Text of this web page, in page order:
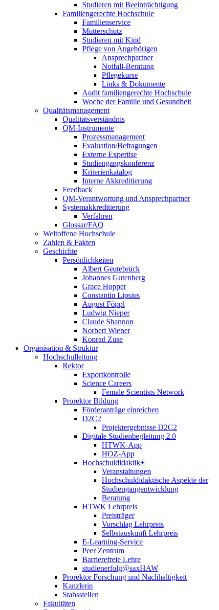
Studieren mit Beeinträchtigung
Familiengerechte Hochschule
Familienservice
Mutterschutz
Studieren mit Kind
Pflege von Angehörigen
Ansprechpartner
Notfall-Beratung
Pflegekurse
Links & Dokumente
Audit familiengerechte Hochschule
Woche der Familie und Gesundheit
Qualitätsmanagement
Qualitätsverständnis
QM-Instrumente
Prozessmanagement
Evaluation/Befragungen
Externe Expertise
Studiengangskonferenz
Kriterienkatalog
Interne Akkreditierung
Feedback
QM-Verantwortung und Ansprechpartner
Systemakkreditierung
Verfahren
Glossar/FAQ
Weltoffene Hochschule
Zahlen & Fakten
Geschichte
Persönlichkeiten
Albert Geutebrück
Johannes Gutenberg
Grace Hopper
Constantin Lipsius
August Föppl
Ludwig Nieper
Claude Shannon
Norbert Wiener
Konrad Zuse
Organisation & Struktur
Hochschulleitung
Rektor
Exportkontrolle
Science Careers
Female Scientists Network
Prorektor Bildung
Förderanträge einreichen
D2C2
Projektergebnisse D2C2
Digitale Studienbegleitung 2.0
HTWK-App
HOZ-App
Hochschuldidaktik+
Veranstaltungen
Hochschuldidaktische Aspekte der
Studiengangentwicklung
Beratung
HTWK Lehrpreis
Preisträger
Vorschlag Lehrpreis
Selbstauskunft Lehrpreis
E-Learning-Service
Peer Zentrum
Barrierefreie Lehre
studienerfolg@saxHAW
Prorektor Forschung und Nachhaltigkeit
Kanzlerin
Stabsstellen
Fakultäten